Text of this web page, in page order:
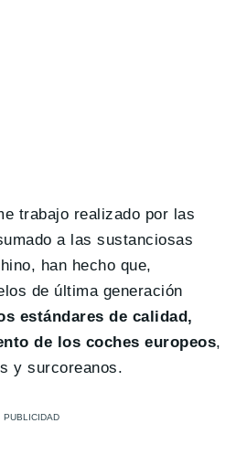
trabajo realizado por las
a las sustanciosas
han hecho que,
de última generación
estándares de calidad,
de los coches europeos,
y surcoreanos.